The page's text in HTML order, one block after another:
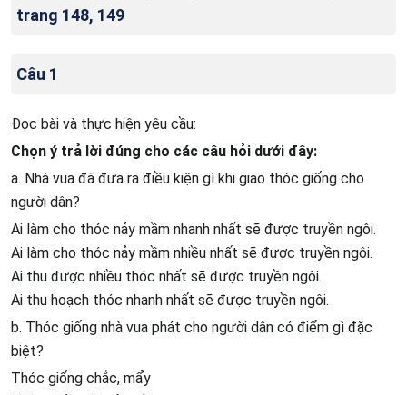
trang 148, 149
Câu 1
Đọc bài và thực hiện yêu cầu:
Chọn ý trả lời đúng cho các câu hỏi dưới đây:
a. Nhà vua đã đưa ra điều kiện gì khi giao thóc giống cho
người dân?
Ai làm cho thóc nảy mầm nhanh nhất sẽ được truyền ngôi.
Ai làm cho thóc nảy mầm nhiều nhất sẽ được truyền ngôi.
Ai thu được nhiều thóc nhất sẽ được truyền ngôi.
Ai thu hoạch thóc nhanh nhất sẽ được truyền ngôi.
b. Thóc giống nhà vua phát cho người dân có điểm gì đặc
biệt?
Thóc giống chắc, mẩy